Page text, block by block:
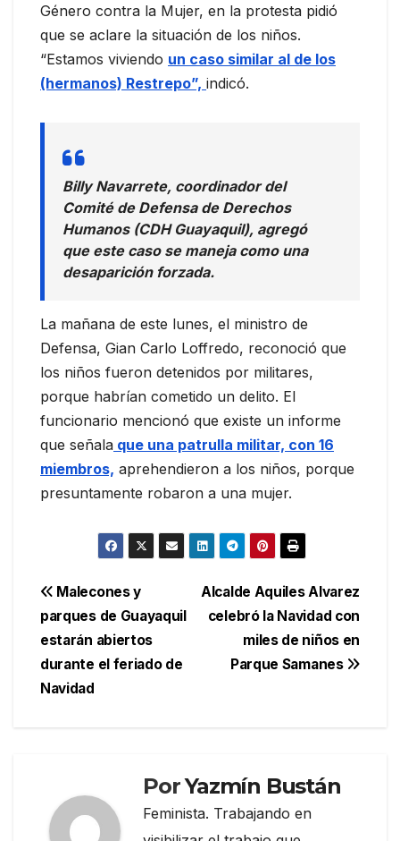
Género contra la Mujer, en la protesta pidió
que se aclare la situación de los niños.
“Estamos viviendo un caso similar al de los
(hermanos) Restrepo”, indicó.
Billy Navarrete, coordinador del
Comité de Defensa de Derechos
Humanos (CDH Guayaquil), agregó
que este caso se maneja como una
desaparición forzada.
La mañana de este lunes, el ministro de
Defensa, Gian Carlo Loffredo, reconoció que
los niños fueron detenidos por militares,
porque habrían cometido un delito. El
funcionario mencionó que existe un informe
que señala que una patrulla militar, con 16
miembros, aprehendieron a los niños, porque
presuntamente robaron a una mujer.
Navegación
de
entradas
Alcalde Aquiles Alvarez
celebró la Navidad con
miles de niños en
Parque Samanes
Malecones y
parques de Guayaquil
estarán abiertos
durante el feriado de
Navidad
PorYazmín Bustán
Feminista. Trabajando en